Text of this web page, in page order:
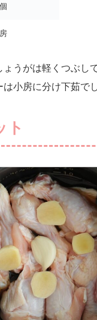
ょうがは軽くつぶし
は小房に分け下茹で
ト